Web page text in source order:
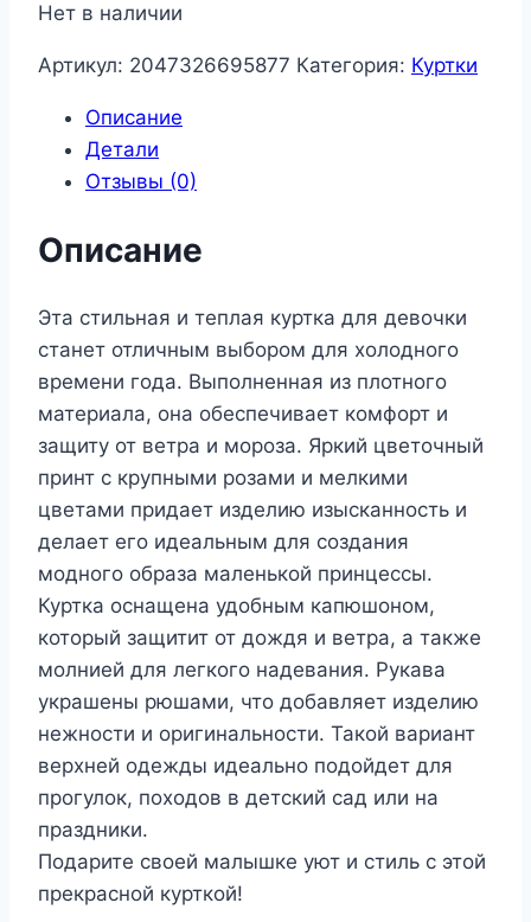
составляла
6
940,00 ₽.
Нет в наличии
Артикул: 2047326695877 Категория: Куртки
Описание
Детали
Отзывы (0)
Описание
Эта стильная и теплая куртка для девочки
станет отличным выбором для холодного
времени года. Выполненная из плотного
материала, она обеспечивает комфорт и
защиту от ветра и мороза. Яркий цветочный
принт с крупными розами и мелкими
цветами придает изделию изысканность и
делает его идеальным для создания
модного образа маленькой принцессы.
Куртка оснащена удобным капюшоном,
который защитит от дождя и ветра, а также
молнией для легкого надевания. Рукава
украшены рюшами, что добавляет изделию
нежности и оригинальности. Такой вариант
верхней одежды идеально подойдет для
прогулок, походов в детский сад или на
праздники.
Подарите своей малышке уют и стиль с этой
прекрасной курткой!